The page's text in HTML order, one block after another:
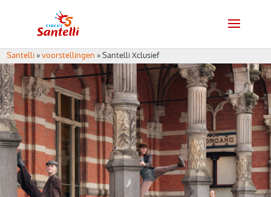
Santelli »voorstellingen »Santelli Xclusief